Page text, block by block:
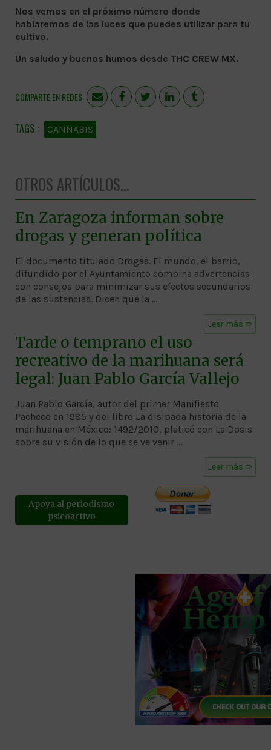
Nos vemos en el próximo número donde
hablaremos de las luces que puedes utilizar para tu
cultivo.
Un saludo y buenos humos desde THC CREW MX.
COMPARTE EN REDES:
CANNABIS
OTROS ARTÍCULOS...
En Zaragoza informan sobre
drogas y generan política
El documento titulado Drogas. El mundo, el barrio,
difundido por el Ayuntamiento combina advertencias
con consejos para minimizar sus efectos secundarios
de las sustancias. Dicen que la …
Leer más ➱
Tarde o temprano el uso
recreativo de la marihuana será
legal: Juan Pablo García Vallejo
Juan Pablo García, autor del primer Manifiesto
Pacheco en 1985 y del libro La disipada historia de la
marihuana en México: 1492/2010, platicó con La Dosis
sobre su visión de lo que se ve venir …
Leer más ➱
Apoya al periodismo
psicoactivo